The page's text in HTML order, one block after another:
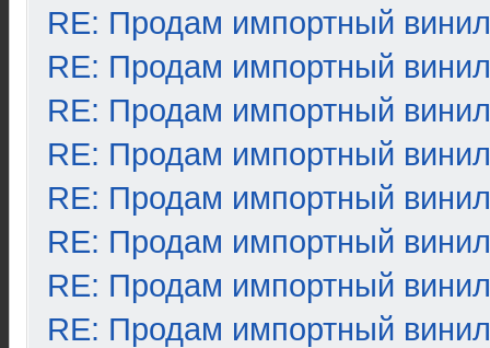
RE: Продам импортный винил
RE: Продам импортный винил
RE: Продам импортный винил
RE: Продам импортный винил
RE: Продам импортный винил
RE: Продам импортный винил
RE: Продам импортный винил
RE: Продам импортный винил